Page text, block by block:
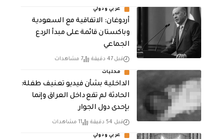
عربي ودولي
أردوغان: الاتفاقية مع السعودية
وباكستان قائمة على مبدأ الردع
الجماعي
قبل 47 دقيقة 7 مشاهدات
محليات
الداخلية بشأن فيديو تعنيف طفلة:
الحادثة لم تقع داخل العراق وإنما
بإحدى دول الجوار
قبل 54 دقيقة 11 مشاهدات
عربي ودولي